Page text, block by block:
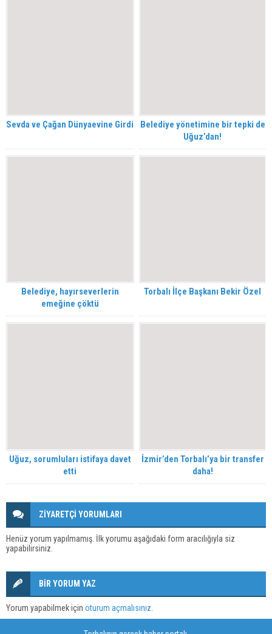
Sevda ve Çağan Dünyaevine Girdi
Belediye yönetimine bir tepki de
Uğuz’dan!
Belediye, hayırseverlerin
emeğine çöktü
Torbalı İlçe Başkanı Bekir Özel
Uğuz, sorumluları istifaya davet
etti
İzmir’den Torbalı’ya bir transfer
daha!
ZİYARETÇİ YORUMLARI
Henüz yorum yapılmamış. İlk yorumu aşağıdaki form aracılığıyla siz
yapabilirsiniz.
BİR YORUM YAZ
Yorum yapabilmek için oturum açmalısınız